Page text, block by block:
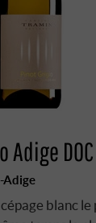
Adige
Adige
blanc le